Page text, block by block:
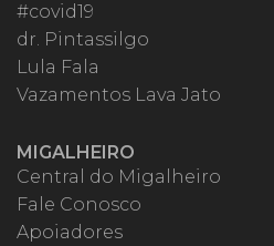
#covid19
dr. Pintassilgo
Lula Fala
Vazamentos Lava Jato
MIGALHEIRO
Central do Migalheiro
Fale Conosco
Apoiadores